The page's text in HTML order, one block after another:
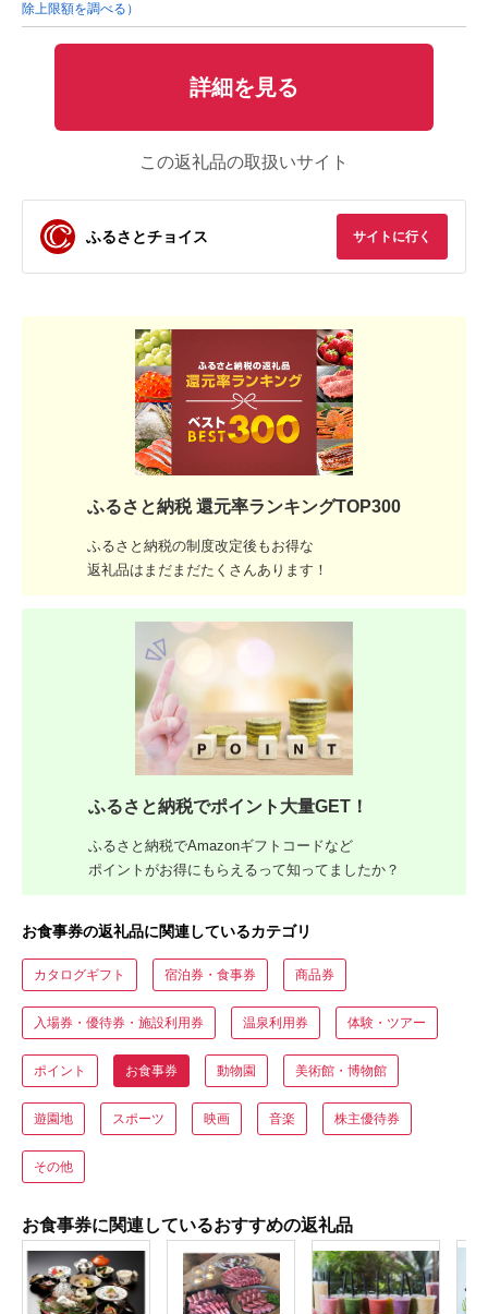
除上限額を調べる）
詳細を見る
この返礼品の取扱いサイト
ふるさとチョイス サイトに行く
ふるさと納税 還元率ランキングTOP300
ふるさと納税の制度改定後もお得な
返礼品はまだまだたくさんあります！
ふるさと納税でポイント大量GET！
ふるさと納税でAmazonギフトコードなど
ポイントがお得にもらえるって知ってましたか？
お食事券の返礼品に関連しているカテゴリ
カタログギフト 宿泊券・食事券 商品券
入場券・優待券・施設利用券 温泉利用券 体験・ツアー
ポイント お食事券 動物園 美術館・博物館
遊園地 スポーツ 映画 音楽 株主優待券
その他
お食事券に関連しているおすすめの返礼品